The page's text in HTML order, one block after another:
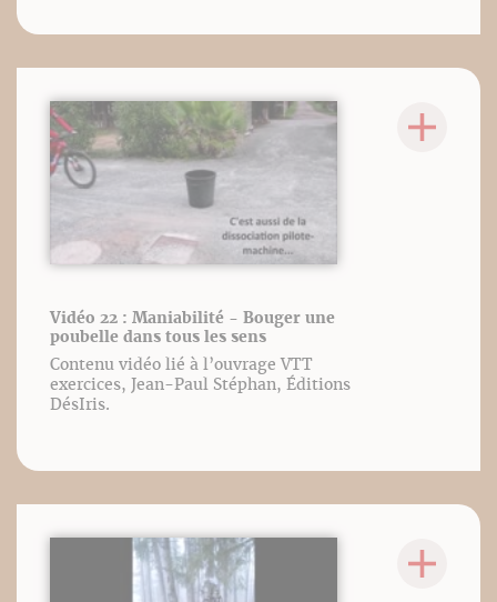
Vidéo 22 : Maniabilité - Bouger une
poubelle dans tous les sens
Contenu vidéo lié à l’ouvrage VTT
exercices, Jean-Paul Stéphan, Éditions
DésIris.